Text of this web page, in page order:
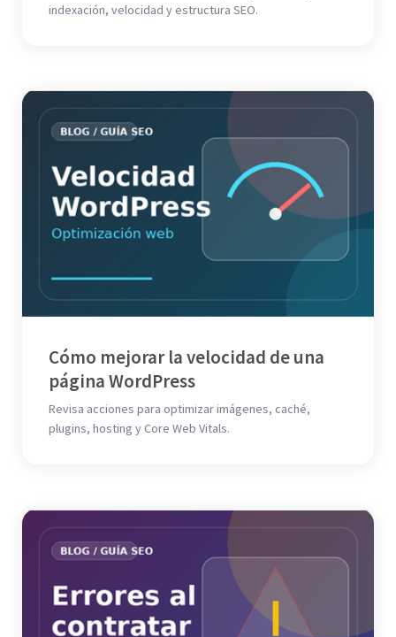
indexación, velocidad y estructura SEO.
Cómo mejorar la velocidad de una
página WordPress
Revisa acciones para optimizar imágenes, caché,
plugins, hosting y Core Web Vitals.